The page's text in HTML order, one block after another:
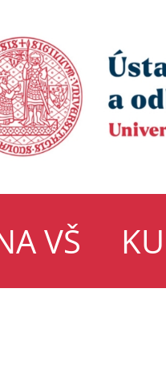
VŠ